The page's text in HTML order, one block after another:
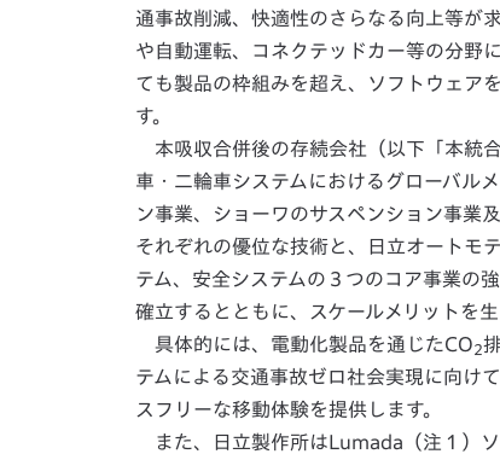
通事故削減、快適性のさらなる向上等が
や自動運転、コネクテッドカー等の分野
ても製品の枠組みを超え、ソフトウェア
す。
本吸収合併後の存続会社（以下「本統
車・二輪車システムにおけるグローバル
ン事業、ショーワのサスペンション事業
それぞれの優位な技術と、日立オートモ
テム、安全システムの３つのコア事業の
確立するとともに、スケールメリットを
具体的には、電動化製品を通じたCO2
テムによる交通事故ゼロ社会実現に向け
スフリーな移動体験を提供します。
また、日立製作所はLumada（注１）